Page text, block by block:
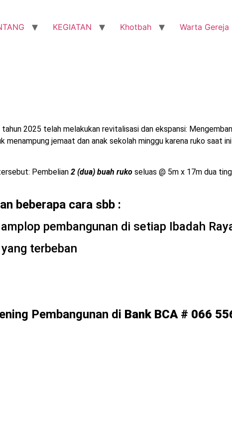
KEGIATAN Khotbah Warta Gereja
2025 telah melakukan revitalisasi dan ekspansi: M
jemaat dan anak sekolah minggu karena ruko saat
Pembelian 2 (dua) buah ruko seluas @ 5m x 17m dua
beberapa cara sbb :
pembangunan di setiap Ibadah
terbeban
Pembangunan di Bank BCA # 066